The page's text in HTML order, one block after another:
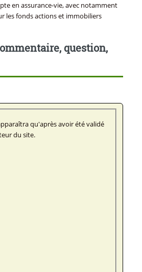
en assurance-vie, avec notamment
les fonds actions et immobiliers
question,
qu'après avoir été validé
du site.